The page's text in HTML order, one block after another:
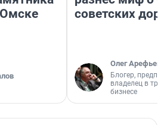
советских
Олег Арефьев
Блогер,
владелец в
бизнесе